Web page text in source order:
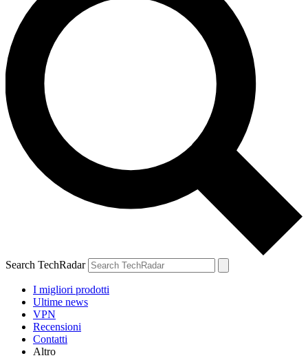
Search TechRadar
I migliori prodotti
Ultime news
VPN
Recensioni
Contatti
Altro